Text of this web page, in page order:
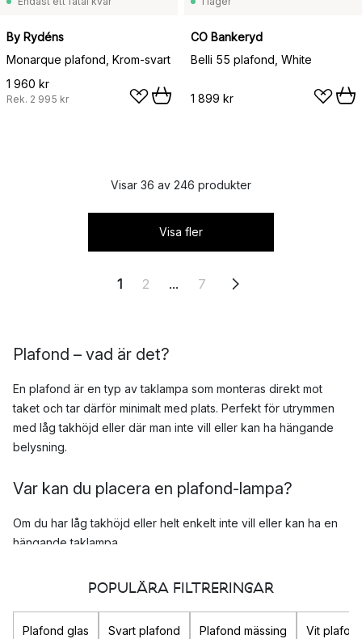
By Rydéns
Monarque plafond, Krom-svart
1 960 kr
Rek. 2 995 kr
CO Bankeryd
Belli 55 plafond, White
1 899 kr
Visar 36 av 246 produkter
Visa fler
1 2 ... 7
Plafond – vad är det?
En plafond är en typ av taklampa som monteras direkt mot
taket och tar därför minimalt med plats. Perfekt för utrymmen
med låg takhöjd eller där man inte vill eller kan ha hängande
belysning.
Var kan du placera en plafond-lampa?
Om du har låg takhöjd eller helt enkelt inte vill eller kan ha en
hängande taklampa,
POPULÄRA FILTRERINGAR
Plafond glas Svart plafond Plafond mässing Vit